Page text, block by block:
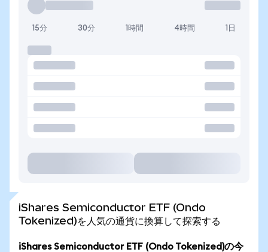
15分 30分 1時間 4時間 1日
iShares Semiconductor ETF (Ondo
Tokenized)を人気の通貨に換算して探索する
iShares Semiconductor ETF (Ondo Tokenized)の今